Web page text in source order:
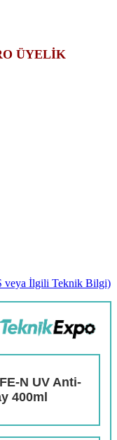
ÜYELİK
veya İlgili Teknik Bilgi)
N UV Anti-
400ml